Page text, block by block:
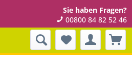
Sie haben Fragen?
00800 84 82 52 46